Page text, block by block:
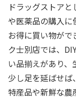
ドラッグストア
や医薬品の購入に
お得に買い物がで
ク士別店では、
い品揃えがあり、
少し足を延ばせば
特産品や新鮮な農